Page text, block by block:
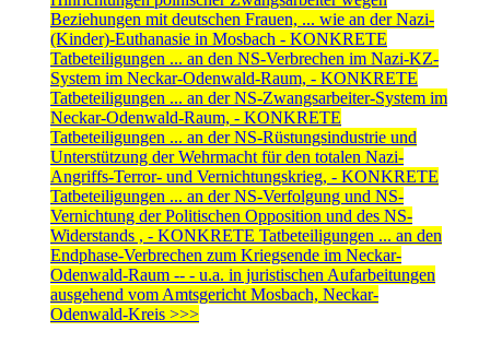
Beziehungen mit deutschen Frauen, ... wie an der Nazi-
(Kinder)-Euthanasie in Mosbach - KONKRETE
Tatbeteiligungen ... an den NS-Verbrechen im Nazi-KZ-
System im Neckar-Odenwald-Raum, - KONKRETE
Tatbeteiligungen ... an der NS-Zwangsarbeiter-System im
Neckar-Odenwald-Raum, - KONKRETE
Tatbeteiligungen ... an der NS-Rüstungsindustrie und
Unterstützung der Wehrmacht für den totalen Nazi-
Angriffs-Terror- und Vernichtungskrieg, - KONKRETE
Tatbeteiligungen ... an der NS-Verfolgung und NS-
Vernichtung der Politischen Opposition und des NS-
Widerstands , - KONKRETE Tatbeteiligungen ... an den
Endphase-Verbrechen zum Kriegsende im Neckar-
Odenwald-Raum -- - u.a. in juristischen Aufarbeitungen
ausgehend vom Amtsgericht Mosbach, Neckar-
Odenwald-Kreis >>>